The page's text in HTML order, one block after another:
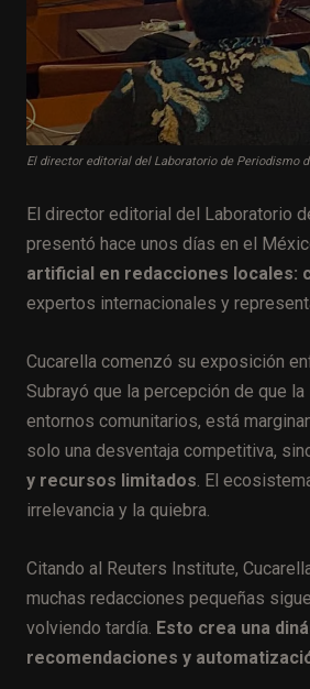
El director editorial del Laboratorio de Periodismo
El director editorial del Laboratorio
presentó hace unos días en el
artificial en redacciones locales:
expertos internacionales y
Cucarella comenzó su exposición
Subrayó que la percepción de que
entornos comunitarios, está
solo una desventaja competitiva,
y recursos limitados. El
irrelevancia y la quiebra.
Citando al Reuters Institute,
muchas redacciones pequeñas
volviendo tardía. Esto crea una
recomendaciones y